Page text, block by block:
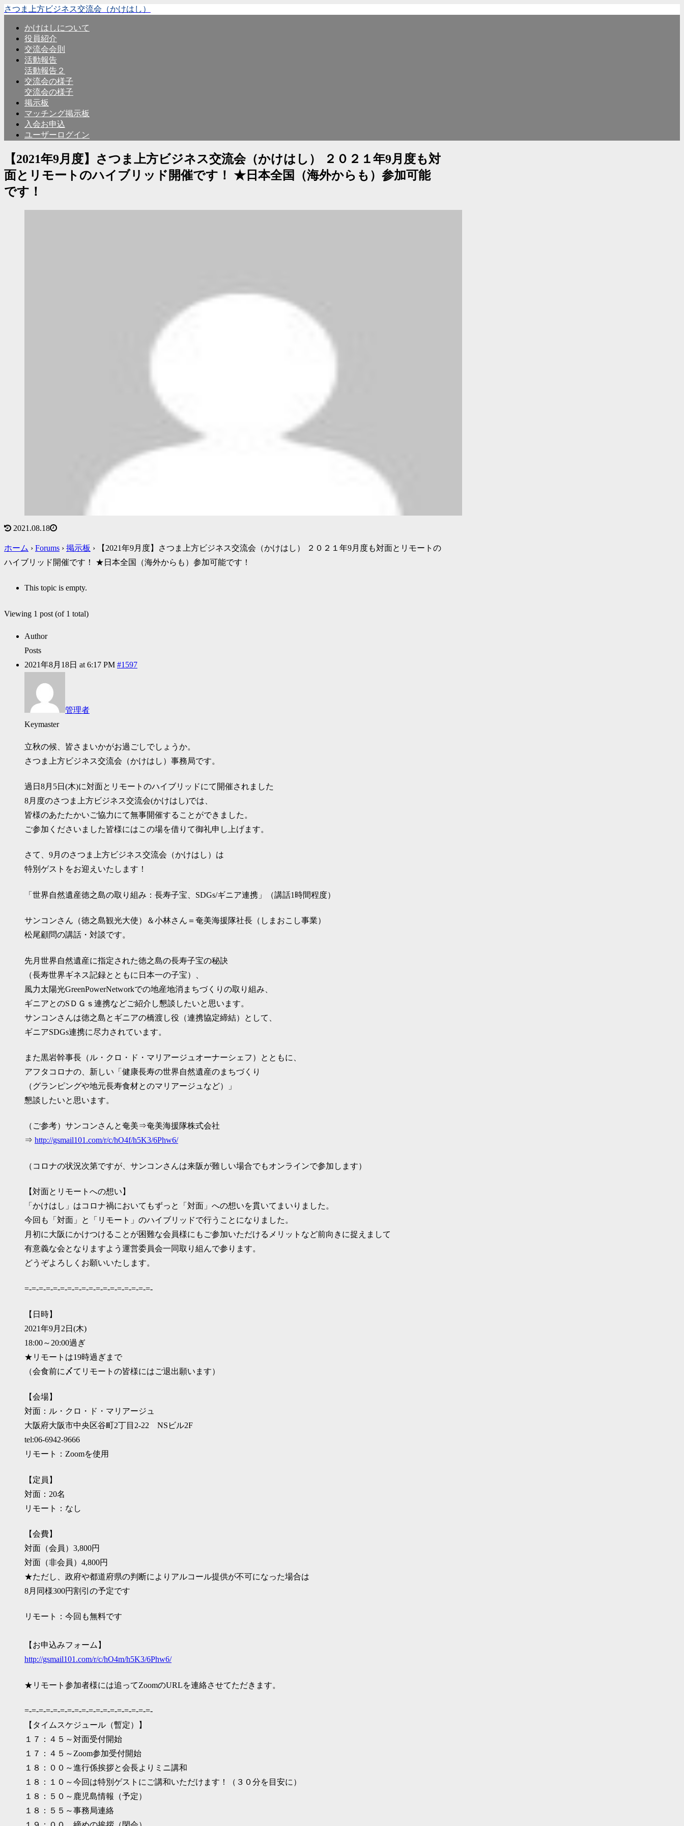
さつま上方ビジネス交流会（かけはし）
かけはしについて
役員紹介
交流会会則
活動報告
活動報告２
交流会の様子
交流会の様子
掲示板
マッチング掲示板
入会お申込
ユーザーログイン
【2021年9月度】さつま上方ビジネス交流会（かけはし） ２０２１年9月度も対
面とリモートのハイブリッド開催です！ ★日本全国（海外からも）参加可能
です！
2021.08.18
ホーム › Forums › 掲示板 ›
【2021年9月度】さつま上方ビジネス交流会（かけはし） ２０２１年9月度も対面とリモートの
ハイブリッド開催です！ ★日本全国（海外からも）参加可能です！
This topic is empty.
Viewing 1 post (of 1 total)
Author
Posts
2021年8月18日 at 6:17 PM #1597
管理者
Keymaster
立秋の候、皆さまいかがお過ごしでしょうか。
さつま上方ビジネス交流会（かけはし）事務局です。
過日8月5日(木)に対面とリモートのハイブリッドにて開催されました
8月度のさつま上方ビジネス交流会(かけはし)では、
皆様のあたたかいご協力にて無事開催することができました。
ご参加くださいました皆様にはこの場を借りて御礼申し上げます。
さて、9月のさつま上方ビジネス交流会（かけはし）は
特別ゲストをお迎えいたします！
「世界自然遺産徳之島の取り組み：長寿子宝、SDGs/ギニア連携」（講話1時間程度）
サンコンさん（徳之島観光大使）＆小林さん＝奄美海援隊社長（しまおこし事業）
松尾顧問の講話・対談です。
先月世界自然遺産に指定された徳之島の長寿子宝の秘訣
（長寿世界ギネス記録とともに日本一の子宝）、
風力太陽光GreenPowerNetworkでの地産地消まちづくりの取り組み、
ギニアとのSＤＧｓ連携などご紹介し懇談したいと思います。
サンコンさんは徳之島とギニアの橋渡し役（連携協定締結）として、
ギニアSDGs連携に尽力されています。
また黒岩幹事長（ル・クロ・ド・マリアージュオーナーシェフ）とともに、
アフタコロナの、新しい「健康長寿の世界自然遺産のまちづくり
（グランピングや地元長寿食材とのマリアージュなど）」
懇談したいと思います。
（ご参考）サンコンさんと奄美⇒奄美海援隊株式会社
⇒ http://gsmail101.com/r/c/hO4f/h5K3/6Phw6/
（コロナの状況次第ですが、サンコンさんは来阪が難しい場合でもオンラインで参加します）
【対面とリモートへの想い】
「かけはし」はコロナ禍においてもずっと「対面」への想いを貫いてまいりました。
今回も「対面」と「リモート」のハイブリッドで行うことになりました。
月初に大阪にかけつけることが困難な会員様にもご参加いただけるメリットなど前向きに捉えまして
有意義な会となりますよう運営委員会一同取り組んで参ります。
どうぞよろしくお願いいたします。
=-=-=-=-=-=-=-=-=-=-=-=-=-=-=-=-=-=-
【日時】
2021年9月2日(木)
18:00～20:00過ぎ
★リモートは19時過ぎまで
（会食前に〆てリモートの皆様にはご退出願います）
【会場】
対面：ル・クロ・ド・マリアージュ
大阪府大阪市中央区谷町2丁目2-22 NSビル2F
tel:06-6942-9666
リモート：Zoomを使用
【定員】
対面：20名
リモート：なし
【会費】
対面（会員）3,800円
対面（非会員）4,800円
★ただし、政府や都道府県の判断によりアルコール提供が不可になった場合は
8月同様300円割引の予定です
リモート：今回も無料です
【お申込みフォーム】
http://gsmail101.com/r/c/hO4m/h5K3/6Phw6/
★リモート参加者様には追ってZoomのURLを連絡させてただきます。
=-=-=-=-=-=-=-=-=-=-=-=-=-=-=-=-=-=-
【タイムスケジュール（暫定）】
１７：４５～対面受付開始
１７：４５～Zoom参加受付開始
１８：００～進行係挨拶と会長よりミニ講和
１８：１０～今回は特別ゲストにご講和いただけます！（３０分を目安に）
１８：５０～鹿児島情報（予定）
１８：５５～事務局連絡